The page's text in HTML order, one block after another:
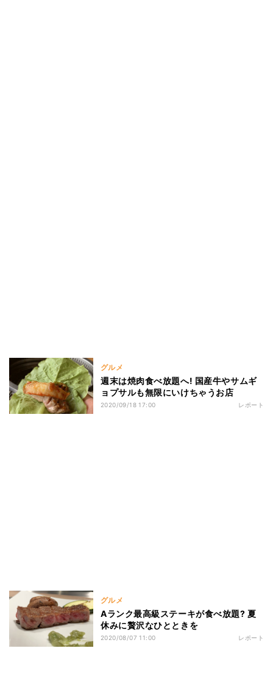
グルメ
週末は焼肉食べ放題へ! 国産牛やサムギ
ョプサルも無限にいけちゃうお店
2020/09/18 17:00 レポート
グルメ
Aランク最高級ステーキが食べ放題? 夏
休みに贅沢なひとときを
2020/08/07 11:00 レポート